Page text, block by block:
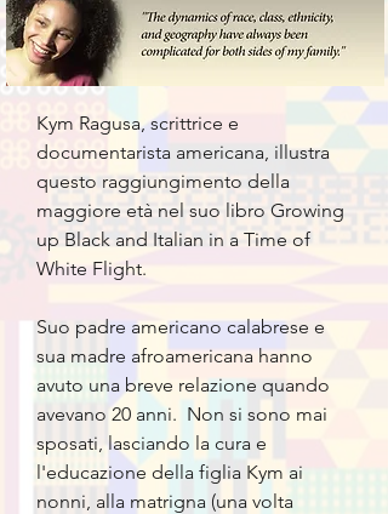
Kym Ragusa, scrittrice e
documentarista americana, illustra
questo raggiungimento della
maggiore età nel suo libro Growing
up Black and Italian in a Time of
White Flight.
Suo padre americano calabrese e
sua madre afroamericana hanno
avuto una breve relazione quando
avevano 20 anni. Non si sono mai
sposati, lasciando la cura e
l'educazione della figlia Kym ai
nonni, alla matrigna (una volta